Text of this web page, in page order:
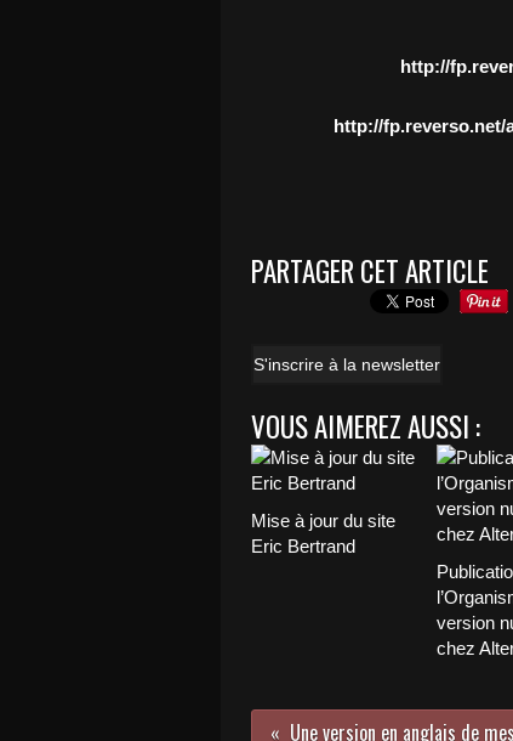
http://
http://fp.reverso.net/
PARTAGER CET ARTICLE
S'inscrire à la newsletter
VOUS AIMEREZ AUSSI :
Mise à jour du site
Eric Bertrand
version
chez
Une version en anglais de